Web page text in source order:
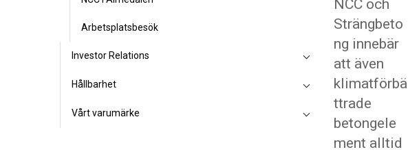
Arbetsplatsbesök
Investor Relations
Hållbarhet
Vårt varumärke
NCC och
Strängbeto
ng innebär
att även
klimatförbä
ttrade
betongele
ment alltid